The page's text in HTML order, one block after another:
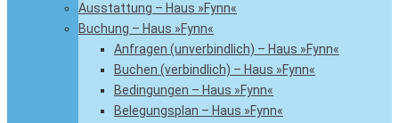
Ausstattung – Haus »Fynn«
Buchung – Haus »Fynn«
Anfragen (unverbindlich) – Haus »Fynn«
Buchen (verbindlich) – Haus »Fynn«
Bedingungen – Haus »Fynn«
Belegungsplan – Haus »Fynn«